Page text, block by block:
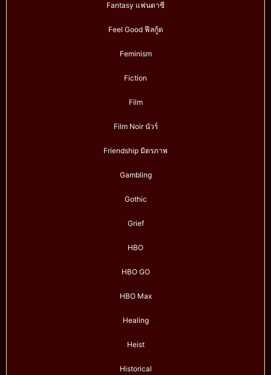
Fantasy แฟนตาซี
Feel Good ฟีลกู้ด
Feminism
Fiction
Film
Film Noir นัวร์
Friendship มิตรภาพ
Gambling
Gothic
Grief
HBO
HBO GO
HBO Max
Healing
Heist
Historical